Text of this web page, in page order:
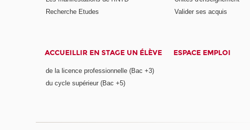
Recherche Etudes
Valider ses acquis
ACCUEILLIR EN STAGE UN ÉLÈVE
de la licence professionnelle (Bac +3)
du cycle supérieur (Bac +5)
ESPACE EMPLOI